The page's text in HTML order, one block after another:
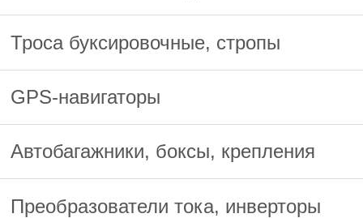
Троса буксировочные, стропы
GPS-навигаторы
Автобагажники, боксы, крепления
Преобразователи тока, инверторы